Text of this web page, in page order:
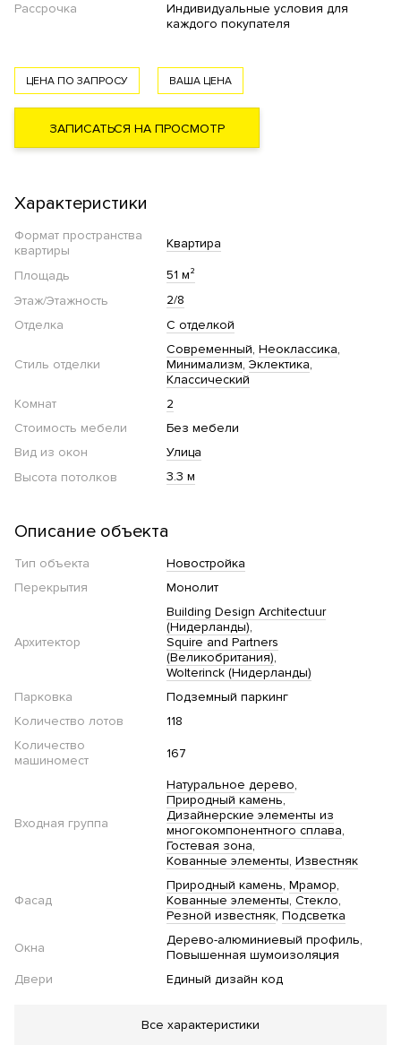
Рассрочка
Индивидуальные условия для
каждого покупателя
ЦЕНА ПО ЗАПРОСУ ВАША ЦЕНА
ЗАПИСАТЬСЯ НА ПРОСМОТР
Характеристики
Формат пространства
квартиры
Квартира
Площадь
51 м²
Этаж/Этажность
2/8
Отделка
С отделкой
Стиль отделки
Современный Неоклассика
Минимализм Эклектика
Классический
Комнат
2
Стоимость мебели
Без мебели
Вид из окон
Улица
Высота потолков
3.3 м
Описание объекта
Тип объекта
Новостройка
Перекрытия
Монолит
Архитектор
Building Design Architectuur
(Нидерланды)
Squire and Partners
(Великобритания)
Wolterinck (Нидерланды)
Парковка
Подземный паркинг
Количество лотов
118
Количество
машиномест
167
Входная группа
Натуральное дерево
Природный камень
Дизайнерские элементы из
многокомпонентного сплава
Гостевая зона
Кованные элементы Известняк
Фасад
Природный камень Мрамор
Кованные элементы Стекло
Резной известняк Подсветка
Окна
Дерево-алюминиевый профиль
Повышенная шумоизоляция
Двери
Единый дизайн код
Все характеристики